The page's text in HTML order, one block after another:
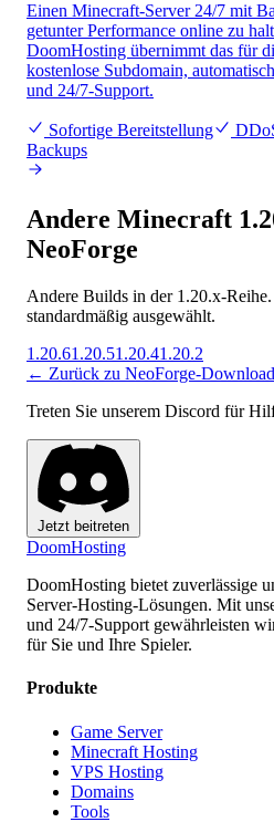
Einen Minecraft-Server 24/7 mit
getunter Performance online zu
DoomHosting übernimmt das für
kostenlose Subdomain,
und 24/7-Support.
Sofortige Bereitstellung
Backups
Andere Minecraft
NeoForge
Andere Builds in der 1.20.x-
standardmäßig ausgewählt.
1.20.61.20.51.20.41.20.2
← Zurück zu NeoForge-
Treten Sie unserem Discord für
Jetzt beitreten
DoomHosting
DoomHosting bietet zuverlässige
Server-Hosting-Lösungen. Mit
und 24/7-Support gewährleisten
für Sie und Ihre Spieler.
Produkte
Game Server
Minecraft Hosting
VPS Hosting
Domains
Tools